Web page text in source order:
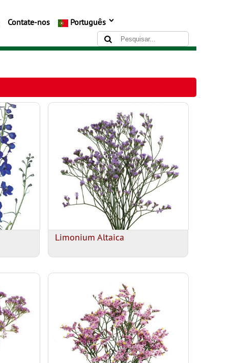
Contate-nos Português
Limonium Altaica